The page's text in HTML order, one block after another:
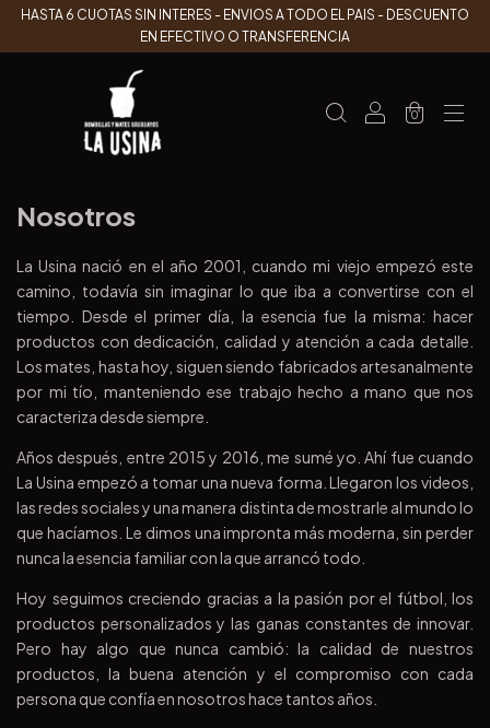
HASTA 6 CUOTAS SIN INTERES - ENVIOS A TODO EL PAIS - DESCUENTO
EN EFECTIVO O TRANSFERENCIA
0
Nosotros
La Usina nació en el año 2001, cuando mi viejo empezó este
camino, todavía sin imaginar lo que iba a convertirse con el
tiempo. Desde el primer día, la esencia fue la misma: hacer
productos con dedicación, calidad y atención a cada detalle.
Los mates, hasta hoy, siguen siendo fabricados artesanalmente
por mi tío, manteniendo ese trabajo hecho a mano que nos
caracteriza desde siempre.
Años después, entre 2015 y 2016, me sumé yo. Ahí fue cuando
La Usina empezó a tomar una nueva forma. Llegaron los videos,
las redes sociales y una manera distinta de mostrarle al mundo lo
que hacíamos. Le dimos una impronta más moderna, sin perder
nunca la esencia familiar con la que arrancó todo.
Hoy seguimos creciendo gracias a la pasión por el fútbol, los
productos personalizados y las ganas constantes de innovar.
Pero hay algo que nunca cambió: la calidad de nuestros
productos, la buena atención y el compromiso con cada
persona que confía en nosotros hace tantos años.